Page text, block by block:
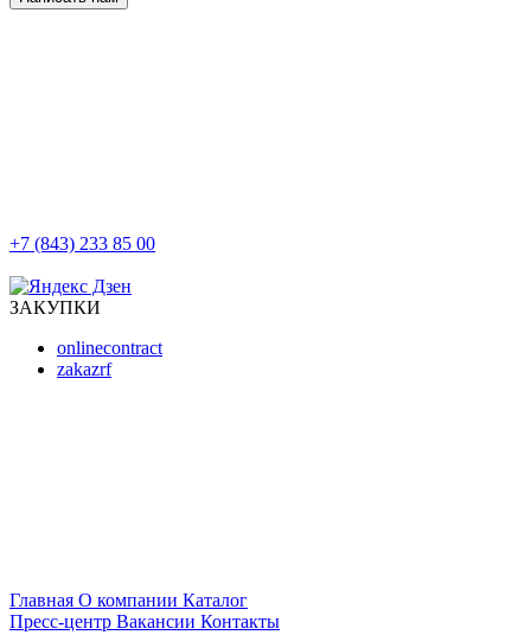
+7 (843) 233 85 00
ЗАКУПКИ
onlinecontract
zakazrf
Главная О компании Каталог
Пресс-центр Вакансии Контакты